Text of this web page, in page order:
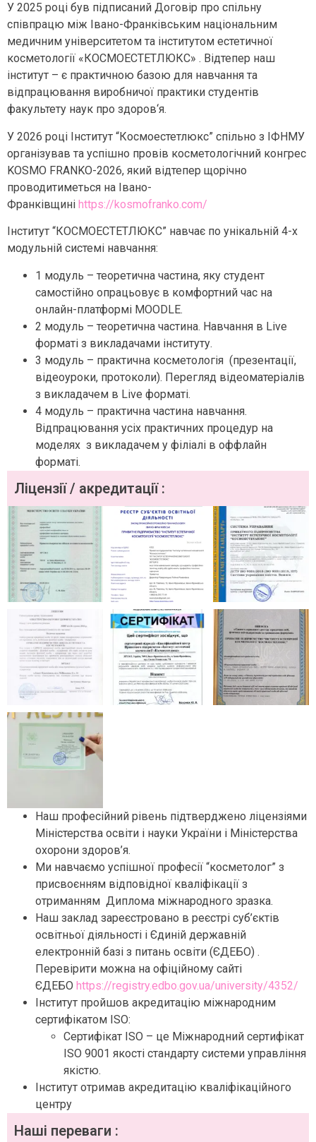
У 2025 році був підписаний Договір про спільну
співпрацю між Івано-Франківським національним
медичним університетом та інститутом естетичної
косметології «КОСМОЕСТЕТЛЮКС» . Відтепер наш
інститут – є практичною базою для навчання та
відпрацювання виробничої практики студентів
факультету наук про здоров‘я.
У 2026 році Інститут “Космоестетлюкс” спільно з ІФНМУ
організував та успішно провів косметологічний конгрес
KOSMO FRANKO-2026, який відтепер щорічно
проводитиметься на Івано-
Франківщині https://kosmofranko.com/
Інститут “КОСМОЕСТЕТЛЮКС” навчає по унікальній 4-х
модульній системі навчання:
1 модуль – теоретична частина, яку студент
самостійно опрацьовує в комфортний час на
онлайн-платформі MOODLE.
2 модуль – теоретична частина. Навчання в Live
форматі з викладачами інституту.
3 модуль – практична косметологія (презентації,
відеоуроки, протоколи). Перегляд відеоматеріалів
з викладачем в Live форматі.
4 модуль – практична частина навчання.
Відпрацювання усіх практичних процедур на
моделях з викладачем у філіалі в оффлайн
форматі.
Ліцензії / акредитації :
Наш професійний рівень підтверджено ліцензіями
Міністерства освіти і науки України і Міністерства
охорони здоров’я.
Ми навчаємо успішної професії “косметолог” з
присвоєнням відповідної кваліфікації з
отриманням Диплома міжнародного зразка.
Наш заклад зареєстровано в реєстрі суб’єктів
освітньої діяльності і Єдиній державній
електронній базі з питань освіти (ЄДЕБО) .
Перевірити можна на офіційному сайті
ЄДЕБО https://registry.edbo.gov.ua/university/4352/
Інститут пройшов акредитацію міжнародним
сертифікатом ISO:
Сертифікат ISO – це Міжнародний сертифікат
ISO 9001 якості стандарту системи управління
якістю.
Інститут отримав акредитацію кваліфікаційного
центру
Наші переваги :